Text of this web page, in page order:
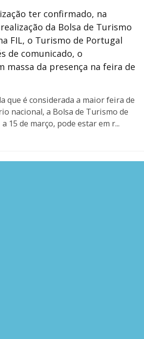
ter confirmado, na
da Bolsa de Turismo
FIL, o Turismo de Portugal
de comunicado, o
massa da presença na feira de
que é considerada a maior feira de
nacional, a Bolsa de Turismo de
15 de março, pode estar em r...